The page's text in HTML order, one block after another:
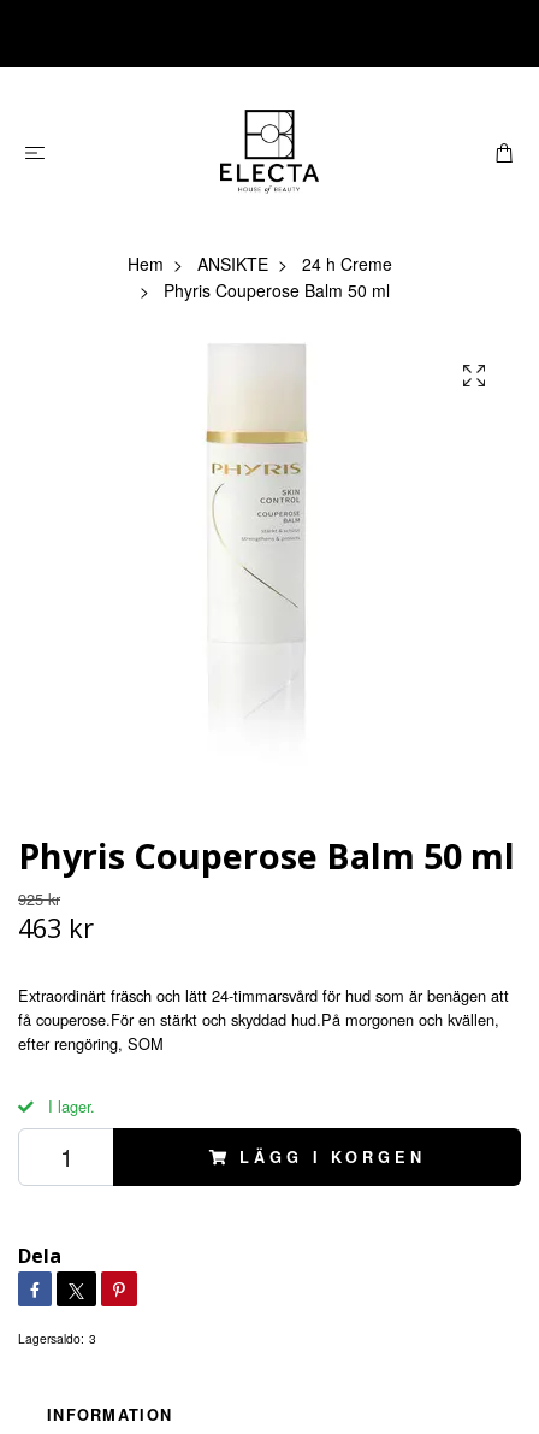
Hem ANSIKTE
24 h Creme
Phyris Couperose Balm 50 ml
Phyris Couperose Balm 50 ml
925 kr
463 kr
Extraordinärt fräsch och lätt 24-timmarsvård för hud som är benägen att
få couperose.För en stärkt och skyddad hud.På morgonen och kvällen,
efter rengöring, SOM
I lager.
LÄGG I KORGEN
Dela
Lagersaldo: 3
INFORMATION